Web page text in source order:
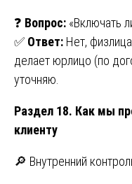
❓ Вопрос: «Включать
✅ Ответ: Нет,
делает юрлицо (по
уточняю.
Раздел 18. Как мы
клиенту
🔎 Внутренний